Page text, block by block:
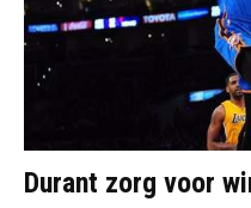
Durant zorg voor